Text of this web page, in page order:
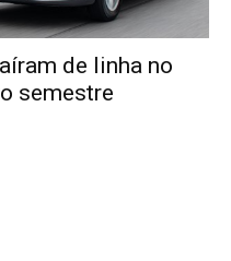
de linha no
semestre